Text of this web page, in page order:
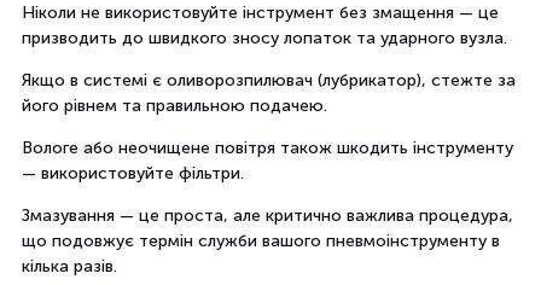
Ніколи не використовуйте інструмент без змащення — це
призводить до швидкого зносу лопаток та ударного вузла.
Якщо в системі є оливорозпилювач (лубрикатор), стежте за
його рівнем та правильною подачею.
Вологе або неочищене повітря також шкодить інструменту
— використовуйте фільтри.
Змазування — це проста, але критично важлива процедура,
що подовжує термін служби вашого пневмоінструменту в
кілька разів.